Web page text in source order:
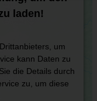
laden!
um
kann Daten zu
die Details durch
zu, um diese